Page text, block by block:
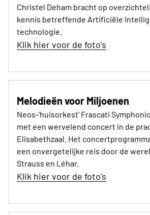
Christel Deham bracht op
kennis betreffende Artificiële
technologie.
Klik hier voor de foto's
Melodieën voor Miljoenen
Neos-'huisorkest' Frascati
met een wervelend concert in de
Elisabethzaal. Het
een onvergetelijke reis door de
Strauss en Léhar.
Klik hier voor de foto's